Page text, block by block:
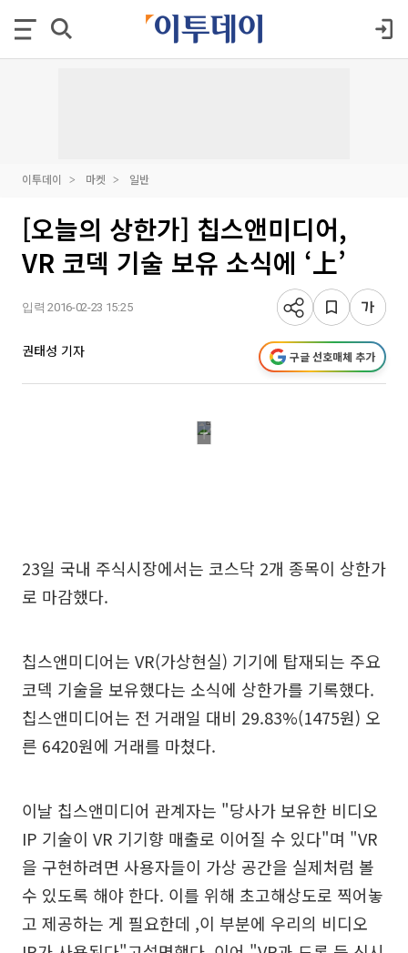
이투데이 마켓 일반
[오늘의 상한가] 칩스앤미디어,
VR 코덱 기술 보유 소식에 ‘上’
입력 2016-02-23 15:25
권태성 기자 구글 선호매체 추가
23일 국내 주식시장에서는 코스닥 2개 종목이 상한가
로 마감했다.
칩스앤미디어는 VR(가상현실) 기기에 탑재되는 주요
코덱 기술을 보유했다는 소식에 상한가를 기록했다.
칩스앤미디어는 전 거래일 대비 29.83%(1475원) 오
른 6420원에 거래를 마쳤다.
이날 칩스앤미디어 관계자는 "당사가 보유한 비디오
IP 기술이 VR 기기향 매출로 이어질 수 있다"며 "VR
을 구현하려면 사용자들이 가상 공간을 실제처럼 볼
수 있도록 해야 한다. 이를 위해 초고해상도로 찍어놓
고 제공하는 게 필요한데 ,이 부분에 우리의 비디오